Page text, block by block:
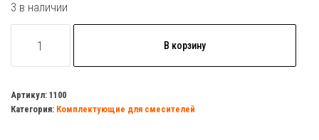
3 в наличии
товара
для
лейки(на
В корзину
Артикул: 1100
Категория: Комплектующие для смесителей